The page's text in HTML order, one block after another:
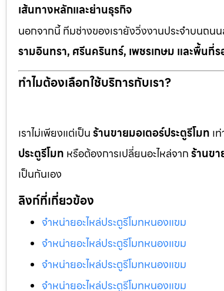
เส้นทางหลักและย่านธุรกิจ
นอกจากนี้ ทีมช่างของเรายังวิ่งงานประจำบนถน
รามอินทรา, ศรีนครินทร์, เพชรเกษม และพื้น
ทำไมต้องเลือกใช้บริการกับเรา?
เราไม่เพียงแต่เป็นร้านขายมอเตอร์ประตูรีโมท เ
ประตูรีโมท หรือต้องการเปลี่ยนอะไหล่จากร้านขา
เป็นกันเอง
ลิงก์ที่เกี่ยวข้อง
จำหน่ายอะไหล่ประตูรีโมทหนองแขม
จำหน่ายอะไหล่ประตูรีโมทหนองแขม
จำหน่ายอะไหล่ประตูรีโมทหนองแขม
จำหน่ายอะไหล่ประตูรีโมทหนองแขม